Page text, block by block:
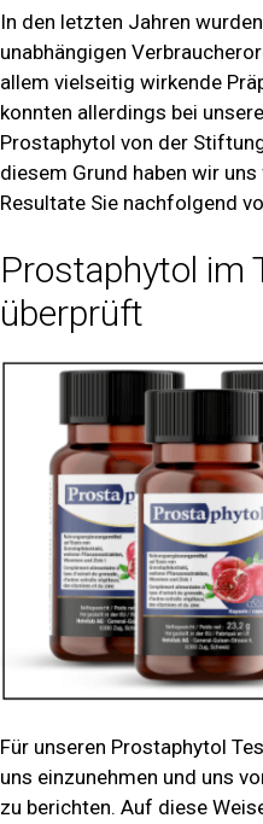
In den letzten Jahren
unabhängigen
allem vielseitig wirkende
konnten allerdings bei
Prostaphytol von der
diesem Grund haben wir
Resultate Sie nachfolgend
Prostaphytol im
überprüft
Für unseren Prostaphytol
uns einzunehmen und uns
zu berichten. Auf diese